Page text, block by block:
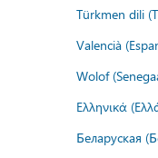
Türkmen dili
Valencià
Wolof
Ελληνικά
Беларуская